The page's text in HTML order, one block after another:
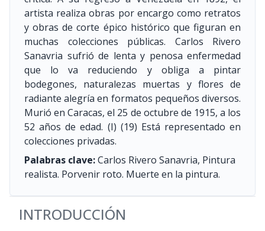
artista realiza obras por encargo como retratos
y obras de corte épico histórico que figuran en
muchas colecciones públicas. Carlos Rivero
Sanavria sufrió de lenta y penosa enfermedad
que lo va reduciendo y obliga a pintar
bodegones, naturalezas muertas y flores de
radiante alegría en formatos pequeños diversos.
Murió en Caracas, el 25 de octubre de 1915, a los
52 años de edad. (I) (19) Está representado en
colecciones privadas.
Palabras clave:Carlos Rivero Sanavria, Pintura
realista. Porvenir roto. Muerte en la pintura.
INTRODUCCIÓN